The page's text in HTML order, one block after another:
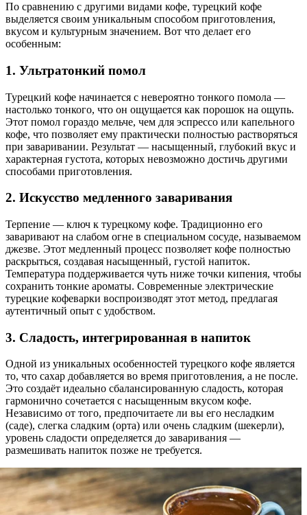
По сравнению с другими видами кофе, турецкий кофе
выделяется своим уникальным способом приготовления,
вкусом и культурным значением. Вот что делает его
особенным:
1. Ультратонкий помол
Турецкий кофе начинается с невероятно тонкого помола —
настолько тонкого, что он ощущается как порошок на ощупь.
Этот помол гораздо мельче, чем для эспрессо или капельного
кофе, что позволяет ему практически полностью растворяться
при заваривании. Результат — насыщенный, глубокий вкус и
характерная густота, которых невозможно достичь другими
способами приготовления.
2. Искусство медленного заваривания
Терпение — ключ к турецкому кофе. Традиционно его
заваривают на слабом огне в специальном сосуде, называемом
джезве. Этот медленный процесс позволяет кофе полностью
раскрыться, создавая насыщенный, густой напиток.
Температура поддерживается чуть ниже точки кипения, чтобы
сохранить тонкие ароматы. Современные электрические
турецкие кофеварки воспроизводят этот метод, предлагая
аутентичный опыт с удобством.
3. Сладость, интегрированная в напиток
Одной из уникальных особенностей турецкого кофе является
то, что сахар добавляется во время приготовления, а не после.
Это создаёт идеально сбалансированную сладость, которая
гармонично сочетается с насыщенным вкусом кофе.
Независимо от того, предпочитаете ли вы его несладким
(саде), слегка сладким (орта) или очень сладким (шекерли),
уровень сладости определяется до заваривания —
размешивать напиток позже не требуется.